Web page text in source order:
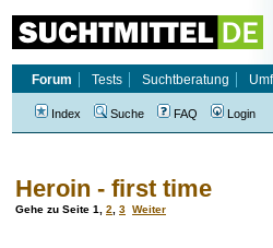
Heroin - first time
Gehe zu Seite 1 2 3 Weiter
Forum
Tests Suchtberatung
Index Suche FAQ Login